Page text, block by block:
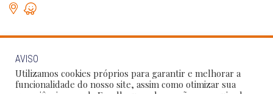
FALE CONOSCO
AVISO
Utilizamos cookies próprios para garantir e melhorar a
funcionalidade do nosso site, assim como otimizar sua